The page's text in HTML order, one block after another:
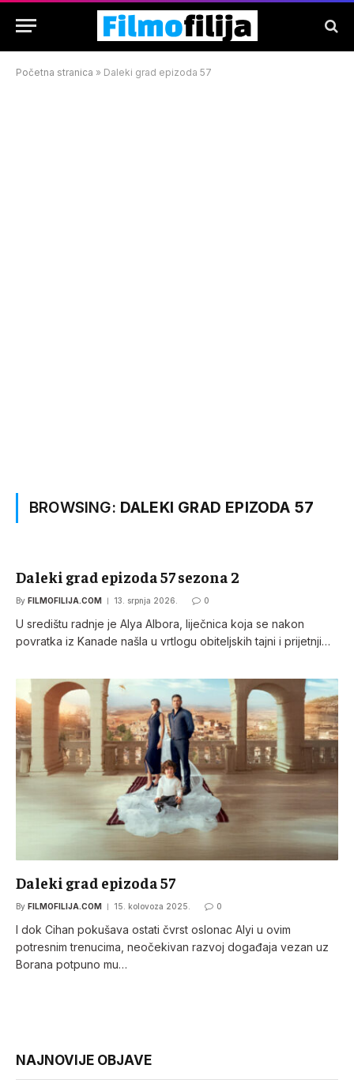
Početna stranica » Daleki grad epizoda 57
BROWSING: DALEKI GRAD EPIZODA 57
Daleki grad epizoda 57 sezona 2
By FILMOFILIJA.COM 13. srpnja 2026. 0
U središtu radnje je Alya Albora, liječnica koja se nakon
povratka iz Kanade našla u vrtlogu obiteljskih tajni i prijetnji…
Daleki grad epizoda 57
By FILMOFILIJA.COM 15. kolovoza 2025. 0
I dok Cihan pokušava ostati čvrst oslonac Alyi u ovim
potresnim trenucima, neočekivan razvoj događaja vezan uz
Borana potpuno mu…
NAJNOVIJE OBJAVE